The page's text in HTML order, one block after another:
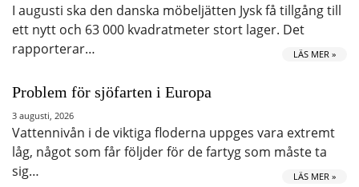
I augusti ska den danska möbeljätten Jysk få tillgång till
ett nytt och 63 000 kvadratmeter stort lager. Det
rapporterar…
LÄS MER »
Problem för sjöfarten i Europa
3 augusti, 2026
Vattennivån i de viktiga floderna uppges vara extremt
låg, något som får följder för de fartyg som måste ta
sig…
LÄS MER »